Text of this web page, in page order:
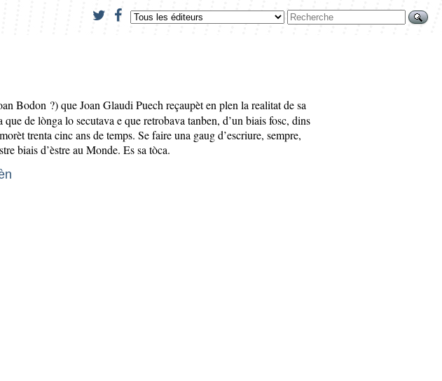
Bodon ?) que Joan Glaudi Puech reçaupèt en plen la realitat de sa
de lὸnga lo secutava e que retrobava tanben, d’un biais fosc, dins
trenta cinc ans de temps. Se faire una gaug d’escriure, sempre,
biais d’èstre au Monde. Es sa tὸca.